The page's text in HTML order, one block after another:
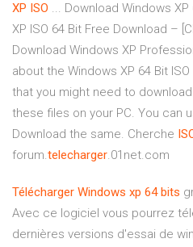
XP ISO ... Download Windows
XP ISO 64 Bit Free Download –
Download Windows XP
about the Windows XP 64 Bit
that you might need to
these files on your PC. You can
Download the same. Cherche
forum.telecharger.01net.com
Télécharger Windows xp 64 bits
Avec ce logiciel vous pourrez
dernières versions d'essai de